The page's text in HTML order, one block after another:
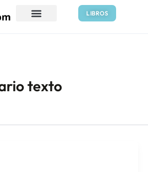
LIBROS
texto